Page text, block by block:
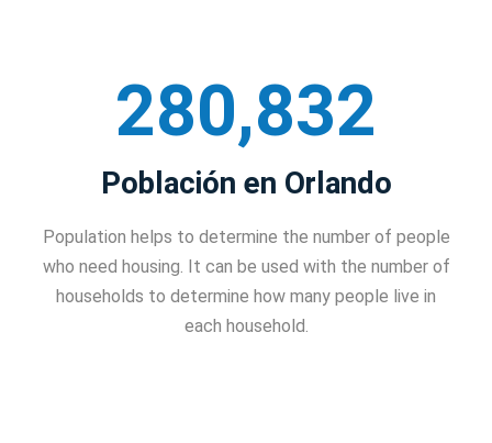
280,832
Población en Orlando
Population helps to determine the number of people
who need housing. It can be used with the number of
households to determine how many people live in
each household.